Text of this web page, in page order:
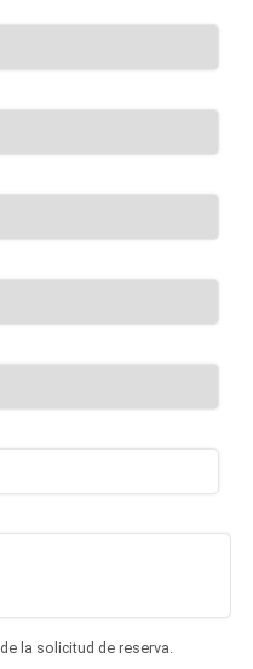
de la solicitud de reserva.